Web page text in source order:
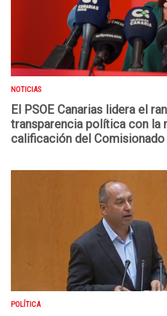
NOTICIAS
El PSOE Canarias lidera el
transparencia política con la
calificación del Comisionado
POLÍTICA